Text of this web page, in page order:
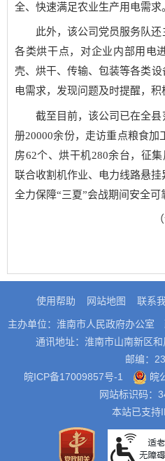
全、快速满足农业生产用电需求
此外，该公司党员服务队
各类烘干点，对企业内部用电
壳、烘干、传输、包装等各类
电需求，发现问题及时提醒，积
截至目前，该公司已在全
册20000余份，走访重点粮食加
房62个、烘干机280余台，征
联合收割机作业、电力线路悬挂
全力保障“三夏”会战期间安全可
使用帮助 网站地图 联系
主办单位：淮南市人民政府办公室
通讯地址：淮南市山南新区
邮编：
皖ICP备17009857号-1
皖
网站标识码：
本站已支持